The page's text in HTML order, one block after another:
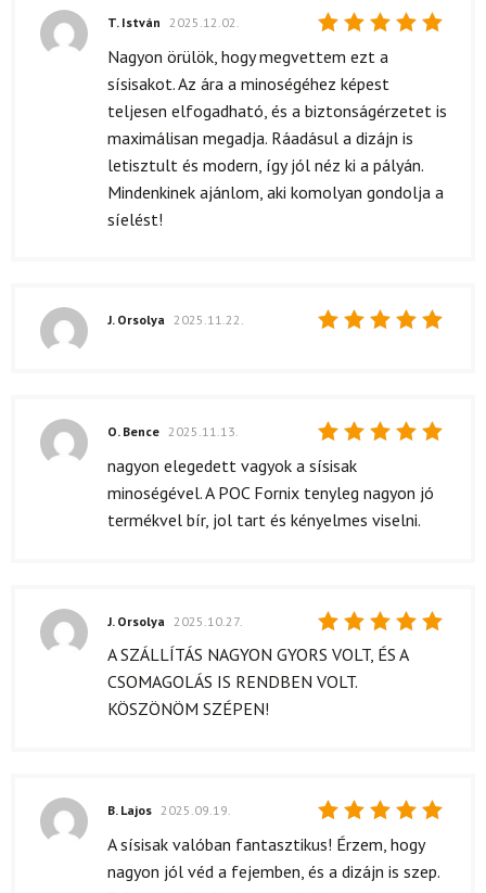
Értékelés:
T. István 2025.12.02.
Nagyon örülök, hogy megvettem ezt a
sísisakot. Az ára a minoségéhez képest
teljesen elfogadható, és a biztonságérzetet is
maximálisan megadja. Ráadásul a dizájn is
letisztult és modern, így jól néz ki a pályán.
Mindenkinek ajánlom, aki komolyan gondolja a
síelést!
J. Orsolya 2025.11.22.
Értékelés:
O. Bence 2025.11.13.
nagyon elegedett vagyok a sísisak
minoségével. A POC Fornix tenyleg nagyon jó
termékvel bír, jol tart és kényelmes viselni.
Értékelés:
/ 5
J. Orsolya 2025.10.27.
A SZÁLLÍTÁS NAGYON GYORS VOLT, ÉS A
CSOMAGOLÁS IS RENDBEN VOLT.
KÖSZÖNÖM SZÉPEN!
Értékelés:
B. Lajos 2025.09.19.
A sísisak valóban fantasztikus! Érzem, hogy
nagyon jól véd a fejemben, és a dizájn is szep.